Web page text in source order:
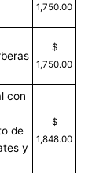
1,750.00
$
1,750.00
con
de
y
$
1,848.00